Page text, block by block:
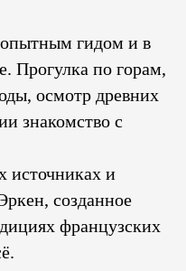
опытным гидом и в
Прогулка по горам,
осмотр древних
знакомство с
источниках и
созданное
французских